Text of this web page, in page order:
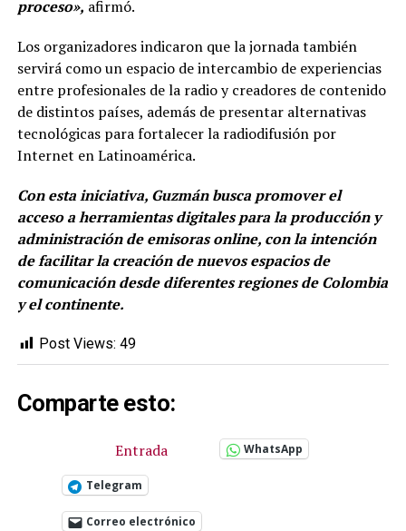
proceso», afirmó.
Los organizadores indicaron que la jornada también
servirá como un espacio de intercambio de experiencias
entre profesionales de la radio y creadores de contenido
de distintos países, además de presentar alternativas
tecnológicas para fortalecer la radiodifusión por
Internet en Latinoamérica.
Con esta iniciativa, Guzmán busca promover el
acceso a herramientas digitales para la producción y
administración de emisoras online, con la intención
de facilitar la creación de nuevos espacios de
comunicación desde diferentes regiones de Colombia
y el continente.
Post Views: 49
Comparte esto:
Entrada WhatsApp
Telegram
Correo electrónico